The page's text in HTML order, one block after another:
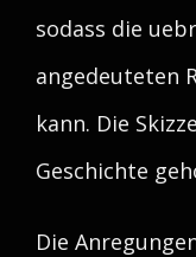
sodass die
angedeuteten
kann. Die
Geschichte
Die